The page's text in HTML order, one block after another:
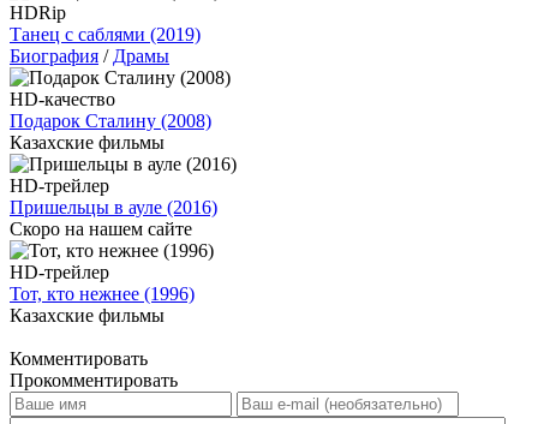
HDRip
Танец с саблями (2019)
Биография / Драмы
HD-качество
Подарок Сталину (2008)
Казахские фильмы
HD-трейлер
Пришельцы в ауле (2016)
Скоро на нашем сайте
HD-трейлер
Тот, кто нежнее (1996)
Казахские фильмы
Комментировать
Прокомментировать